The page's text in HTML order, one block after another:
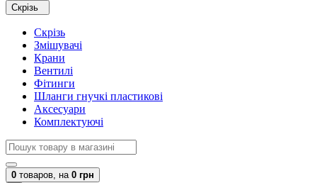
Скрізь
Скрізь
Змішувачі
Крани
Вентилі
Фітинги
Шланги гнучкі пластикові
Аксесуари
Комплектуючі
0 товаров, на 0 грн